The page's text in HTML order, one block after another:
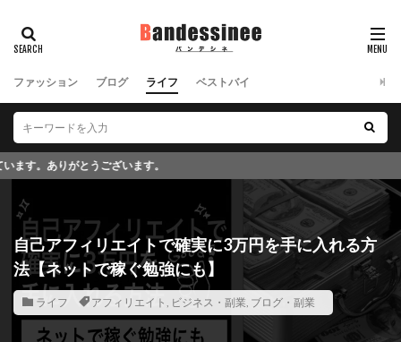
ファッション ブログ ライフ ベストバイ
自己アフィリエイトで確実に3万円を手に入れる方
法【ネットで稼ぐ勉強にも】
ライフ アフィリエイト , ビジネス・副業, ブログ・副業